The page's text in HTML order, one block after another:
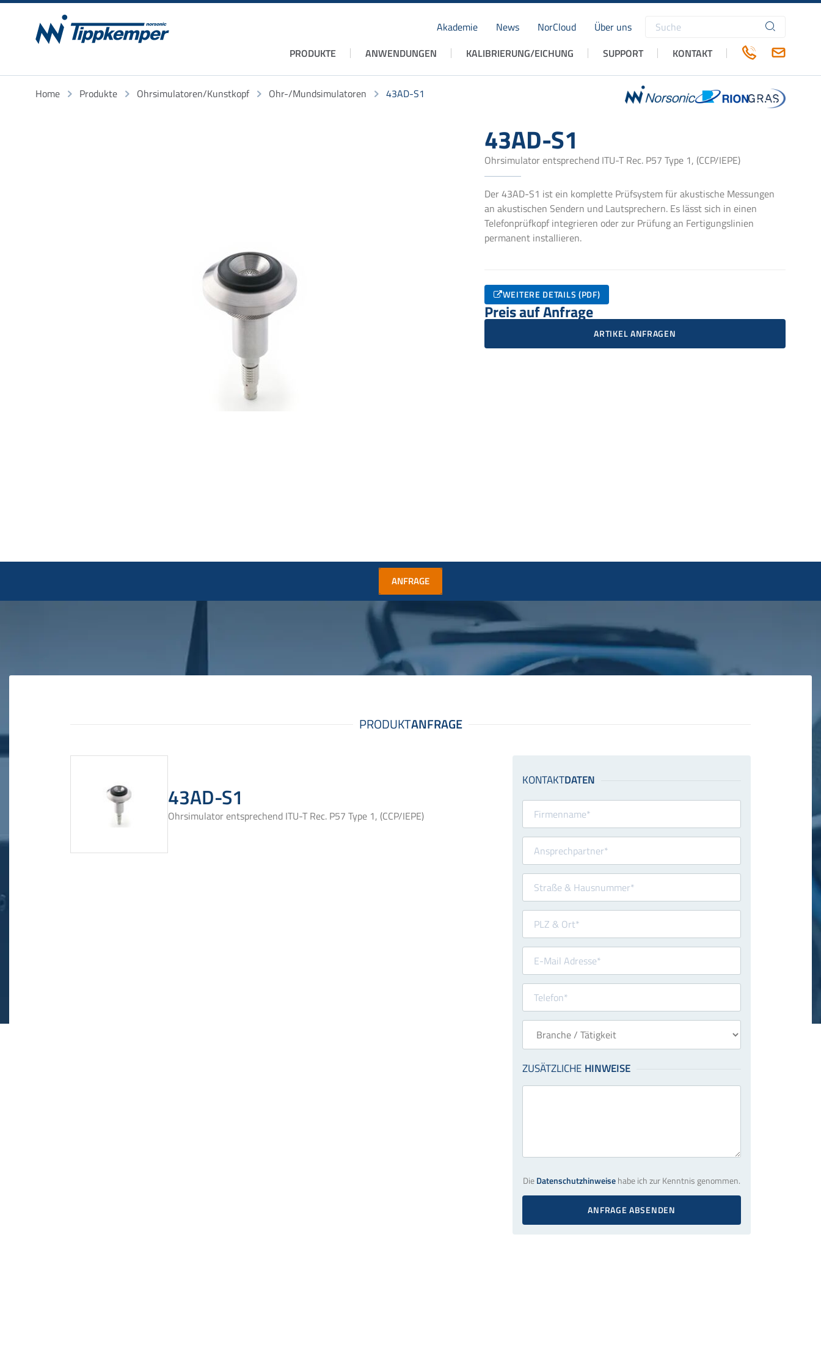
Akademie News NorCloud Über uns
Suchbegriffe
Navigation
PRODUKTE ANWENDUNGEN KALIBRIERUNG/EICHUNG SUPPORT KONTAKT
Home Produkte Ohrsimulatoren/Kunstkopf Ohr-/Mundsimulatoren 43AD-S1
43AD-S1
Ohrsimulator entsprechend ITU-T Rec. P57 Type 1, (CCP/IEPE)
Der 43AD-S1 ist ein komplette Prüfsystem für akustische Messungen
an akustischen Sendern und Lautsprechern. Es lässt sich in einen
Telefonprüfkopf integrieren oder zur Prüfung an Fertigungslinien
permanent installieren.
WEITERE DETAILS (PDF)
Preis auf Anfrage
ARTIKEL ANFRAGEN
ANFRAGE
43AD-S1
Ohrsimulator entsprechend ITU-T Rec. P57 Type 1, (CCP/IEPE)
DieDatenschutzhinweisehabe ich zur Kenntnis genommen.
ANFRAGE ABSENDEN